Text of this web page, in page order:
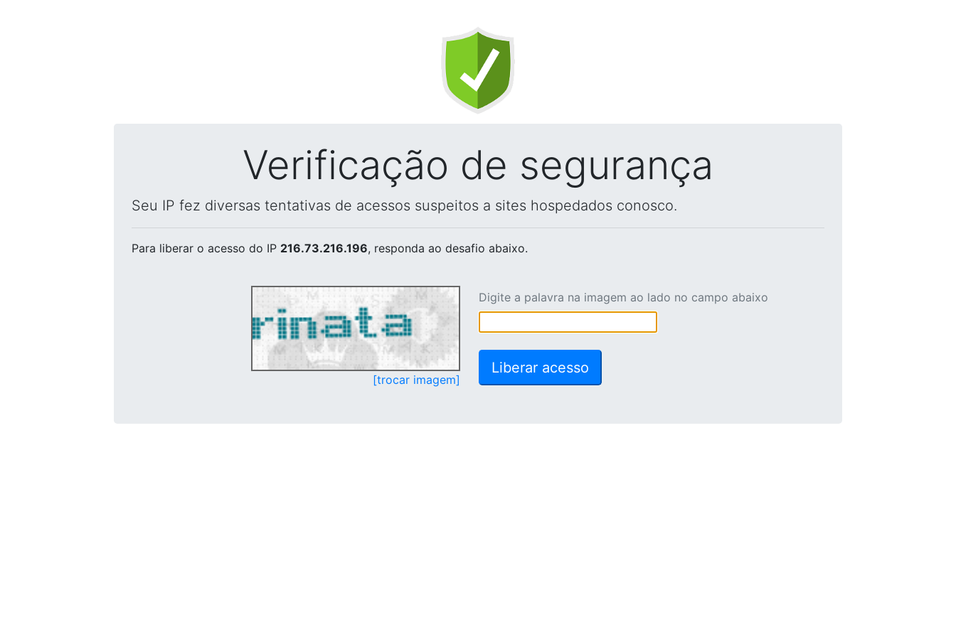
Verificação de segurança
Seu IP fez diversas tentativas de acessos suspeitos a sites hospedados conosco.
Para liberar o acesso do IP 216.73.216.196, responda ao desafio abaixo.
[trocar imagem]
Digite a palavra na imagem ao lado no campo abaixo